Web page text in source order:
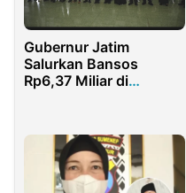
Gubernur Jatim
Salurkan Bansos
Rp6,37 Miliar di